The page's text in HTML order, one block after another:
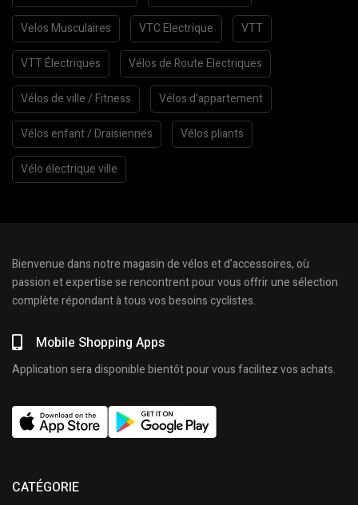
Velos Musculaires VTC Electrique VTT
VTT Électriques Vélos de Route Electriques
Vélos de ville / Fitness Vélos d’appartement
Vélos enfant / Draisiennes Vélos pliants
Vélo électrique ville
Bienvenue dans notre magasin de vélos et d’accessoires, où
passion et expertise se rencontrent pour vous offrir une sélection
complète répondant à tous vos besoins cyclistes.
Mobile Shopping Apps
Application sera disponible bientôt pour vous facilitez vos achats.
CATÉGORIE